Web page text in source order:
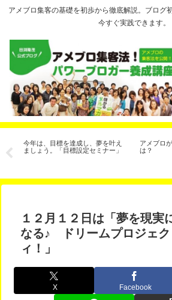
アメブロ集客の基礎を初歩から徹底解説。ブログ
今すぐ実践できます。
今年は、目標を達成し、夢を叶え
ましょう。「目標設定セミナー」
アメブロ
は？
１２月１２日は「夢を現実
なる♪ ドリームプロジェク
ィ！」
X Facebook